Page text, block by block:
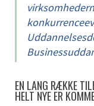
EN LANG RÆKKE
HELT NYE ER